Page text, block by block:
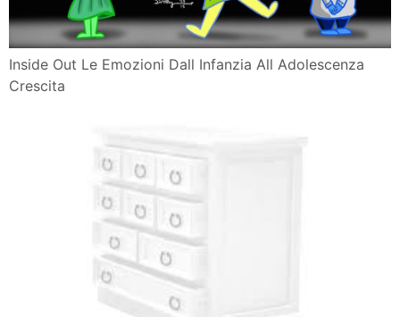
Inside Out Le Emozioni Dall Infanzia All Adolescenza
Crescita